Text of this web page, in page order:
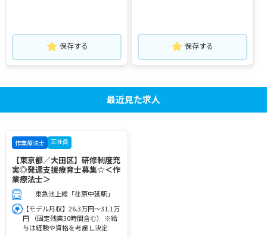
保存する 保存する
最近見た求人
作業療法士 正社員
【東京都／大田区】研修制度充
実◎発達支援療育士募集☆＜作
業療法士＞
東急池上線「荏原中延駅」
【モデル月収】26.3万円～31.1万
円 （固定残業30時間含む） ※給
与は経験や資格を考慮し決定